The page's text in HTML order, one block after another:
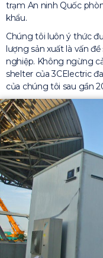
trạm An ninh Quốc
khẩu.
Chúng tôi luôn ý thức
lượng sản xuất là vấn
nghiệp. Không ngừng
shelter của 3CElectric
của chúng tôi sau gần